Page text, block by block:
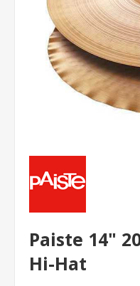
Paiste 14"
Hi-Hat